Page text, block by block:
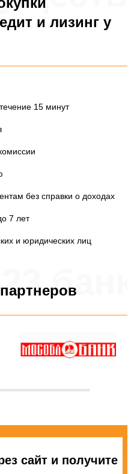
и лизинг у
15 минут
без справки о доходах
7 лет
и юридических лиц
сайт и получите